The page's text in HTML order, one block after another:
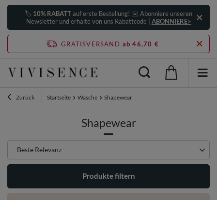
🏷️ 10% RABATTauf erste Bestellung! ✉️ Abonniere unseren
Newsletter und erhalte von uns Rabattcode | ABONNIERE>
GRATISVERSAND ab 46,70 €
Zurück Startseite Wäsche Shapewear
Shapewear
Sortierung ändern
Beste Relevanz
Produkte filtern